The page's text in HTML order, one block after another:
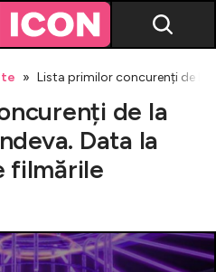
Lista primilor concurenți de la
de la
Data la
filmările